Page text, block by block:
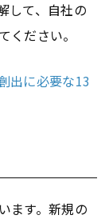
して、自社の
ください。
出に必要な13
ます。新規の